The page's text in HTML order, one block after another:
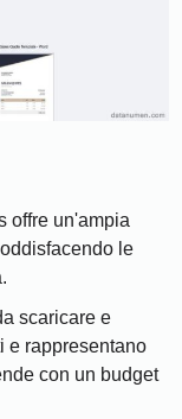
offre un'ampia
le
scaricare e
e rappresentano
con un budget